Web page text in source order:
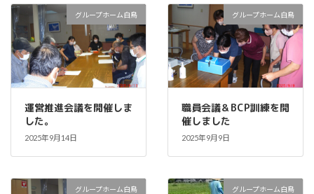
グループホーム白鳥
運営推進会議を開催しま
した。
2025年9月14日
グループホーム白鳥
職員会議＆BCP訓練を開
催しました
2025年9月9日
グループホーム白鳥 グループホーム白鳥